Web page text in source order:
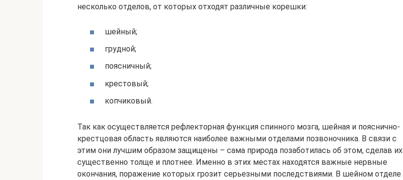
несколько отделов, от которых отходят различные корешки:
шейный;
грудной;
поясничный;
крестовый;
копчиковый.
Так как осуществляется рефлекторная функция спинного мозга, шейная и пояснично-
крестцовая область являются наиболее важными отделами позвоночника. В связи с
этим они лучшим образом защищены – сама природа позаботилась об этом, сделав их
существенно толще и плотнее. Именно в этих местах находятся важные нервные
окончания, поражение которых грозит серьезными последствиями. В шейном отделе